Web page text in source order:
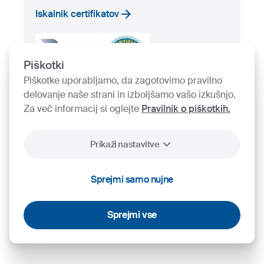
Piškotki
Piškotke uporabljamo, da zagotovimo pravilno
delovanje naše strani in izboljšamo vašo izkušnjo.
Za več informacij si oglejte Pravilnik o piškotkih.
Prikaži nastavitve
Sprejmi samo nujne
Sprejmi vse
Iskalnik certifikatov
Pravno obvestiloVarstvo osebnih podatkov